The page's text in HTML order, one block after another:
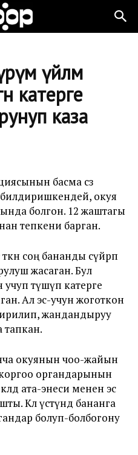
үйлөмө
катерге
каза
басма сөз
окуя
болгон. 12 жаштагы
тепкени барган.
соң бананды сүйрөп
жасаган. Бул
учуп түшүп катерге
Ал эс-учун жоготкон
жандандыруу
тапкан.
окуянын чоо-жайын
органдарынын
ата-энеси менен эс
Көл үстүндө бананга
болуп-болбогону